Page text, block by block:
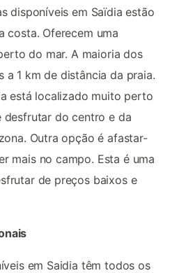
disponíveis em Saïdia estão
costa. Oferecem uma
do mar. A maioria dos
a 1 km de distância da praia.
está localizado muito perto
desfrutar do centro e da
Outra opção é afastar-
mais no campo. Esta é uma
de preços baixos e
em Saidia têm todos os